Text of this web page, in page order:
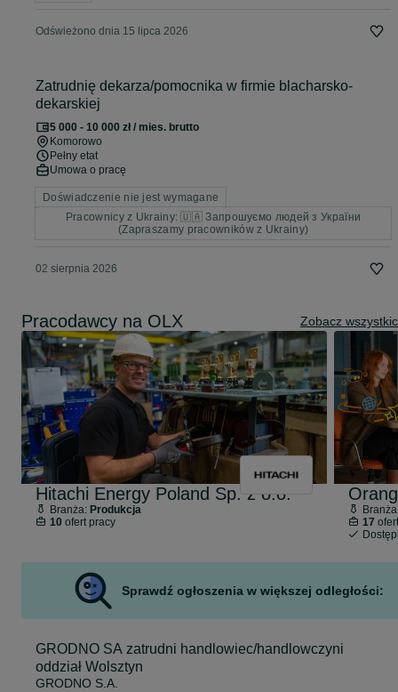
Odświeżono dnia 15 lipca 2026
Zatrudnię dekarza/pomocnika w firmie blacharsko-
dekarskiej
5 000 - 10 000 zł / mies. brutto
Komorowo
Pełny etat
Umowa o pracę
Doświadczenie nie jest wymagane
Pracownicy z Ukrainy: 🇺🇦 Запрошуємо людей з України
(Zapraszamy pracowników z Ukrainy)
02 sierpnia 2026
Pracodawcy na OLX Zobacz
Hitachi Energy Poland Sp. z o.o.
Branża: Produkcja
10 ofert pracy
17
Sprawdź ogłoszenia w większej odległości:
GRODNO SA zatrudni handlowiec/handlowczyni
oddział Wolsztyn
GRODNO S.A.